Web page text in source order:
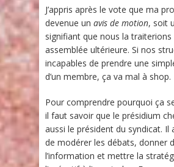
J’appris après le vote que ma
devenue un avis de motion, soit
signifiant que nous la traiterions
assemblée ultérieure. Si nos
incapables de prendre une
d’un membre, ça va mal à shop.
Pour comprendre pourquoi ça
il faut savoir que le présidium
aussi le président du syndicat. Il
de modérer les débats, donner
l’information et mettre la